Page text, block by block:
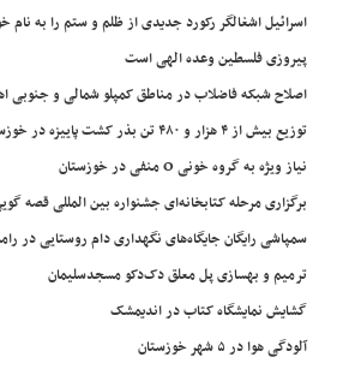
اسرائیل اشغالگر رکورد جدیدی از ظلم و ستم را به
پیروزی فلسطین وعده الهی است
اصلاح شبکه فاضلاب در مناطق کمپلو شمالی و جنوبی
توزیع بیش از ۴ هزار و ۴۸۰ تن بذر کشت پاییزه در خوزستان
نیاز ویژه به گروه خونی O منفی در خوزستان
برگزاری مرحله کتابخانه‌ای جشنواره بین المللی قصه
سمپاشی رایگان جایگاه‌های نگهداری دام روستایی در
ترمیم و بهسازی پل معلق دک‌دکو مسجدسلیمان
گشایش نمایشگاه کتاب در اندیمشک
آلودگی هوا در ۵ شهر خوزستان